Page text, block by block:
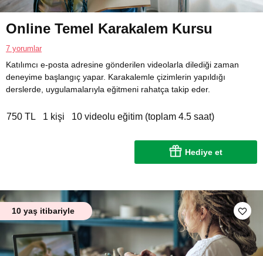
Online Temel Karakalem Kursu
7 yorumlar
Katılımcı e-posta adresine gönderilen videolarla dilediği zaman
deneyime başlangıç yapar. Karakalemle çizimlerin yapıldığı
derslerde, uygulamalarıyla eğitmeni rahatça takip eder.
750 TL 1 kişi 10 videolu eğitim (toplam 4.5 saat)
Hediye et
10 yaş itibariyle